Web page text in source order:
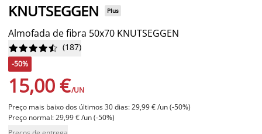
KNUTSEGGEN Plus
Almofada de fibra 50x70 KNUTSEGGEN





 (187)
-50%
15,00 €/UN
Preço mais baixo dos últimos 30 dias: 29,99 € /un (-50%)
Preço normal: 29,99 € /un (-50%)